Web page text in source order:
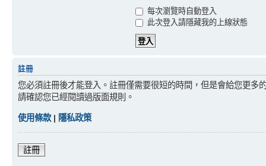
每次瀏覽時自動登入
此次登入請隱藏我的上線狀態
註冊
您必須註冊後才能登入。註冊僅需要很短的時間，但是會給您更
請確認您已經閱讀過版面規則。
使用條款| 隱私政策
註冊